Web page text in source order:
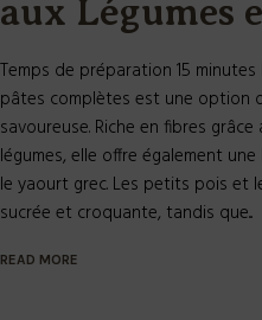
aux Légumes
Temps de préparation 15
pâtes complètes est une option
savoureuse. Riche en fibres
légumes, elle offre également
le yaourt grec. Les petits pois et
sucrée et croquante, tandis que...
READ MORE